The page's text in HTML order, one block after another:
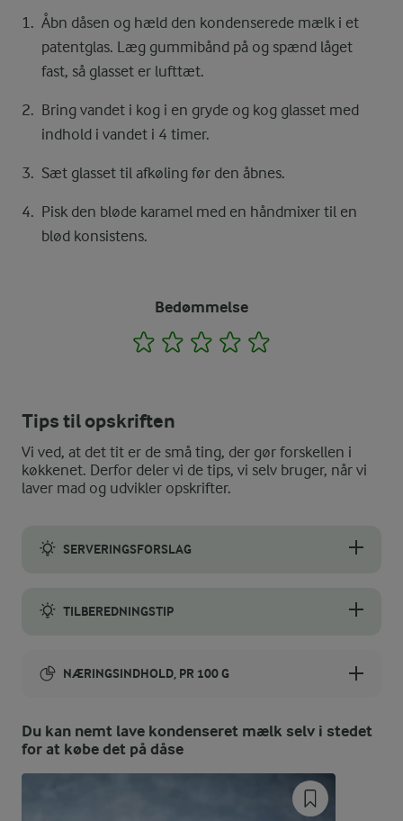
Åbn dåsen og hæld den kondenserede mælk i et
patentglas. Læg gummibånd på og spænd låget
fast, så glasset er lufttæt.
Bring vandet i kog i en gryde og kog glasset med
indhold i vandet i 4 timer.
Sæt glasset til afkøling før den åbnes.
Pisk den bløde karamel med en håndmixer til en
blød konsistens.
Bedømmelse
1 2 3 4
Tips til opskriften
Vi ved, at det tit er de små ting, der gør forskellen i
køkkenet. Derfor deler vi de tips, vi selv bruger, når vi
laver mad og udvikler opskrifter.
SERVERINGSFORSLAG
TILBEREDNINGSTIP
NÆRINGSINDHOLD, PR 100 G
196 kJ / 47 kcal
Du kan nemt lave kondenseret mælk selv i stedet
for at købe det på dåse